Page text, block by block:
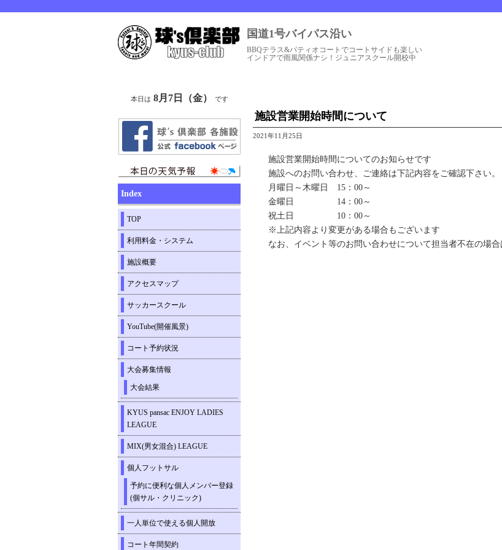
国道1号バイパス沿い
BBQテラス&パティオコートでコートサイドも楽しい
インドアで雨風関係ナシ！ジュニアスクール開校中
施設営業開始時間について
2021年11月25日
施設営業開始時間についてのお知らせです
施設へのお問い合わせ、ご連絡は下記内容をご確認下さい。
月曜日～木曜日 15：00～
金曜日 14：00～
祝土日 10：00～
※上記内容より変更がある場合もございます
なお、イベント等のお問い合わせについて担当者不在の場
本日は 8月7日（金） です
Index
TOP
利用料金・システム
施設概要
アクセスマップ
サッカースクール
YouTube(開催風景)
コート予約状況
大会募集情報
大会結果
KYUS pansac ENJOY LADIES
LEAGUE
MIX(男女混合) LEAGUE
個人フットサル
予約に便利な個人メンバー登録
(個サル・クリニック)
一人単位で使える個人開放
コート年間契約